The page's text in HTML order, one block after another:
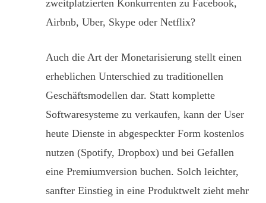
zweitplatzierten Konkurrenten zu Facebook,
Airbnb, Uber, Skype oder Netflix?
Auch die Art der Monetarisierung stellt einen
erheblichen Unterschied zu traditionellen
Geschäftsmodellen dar. Statt komplette
Softwaresysteme zu verkaufen, kann der User
heute Dienste in abgespeckter Form kostenlos
nutzen (Spotify, Dropbox) und bei Gefallen
eine Premiumversion buchen. Solch leichter,
sanfter Einstieg in eine Produktwelt zieht mehr